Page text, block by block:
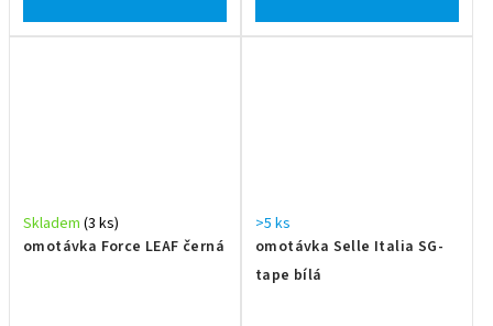
omotávka Force LEAF černá
Skladem (3 ks)
omotávka Selle Italia SG-
tape bílá
>5 ks